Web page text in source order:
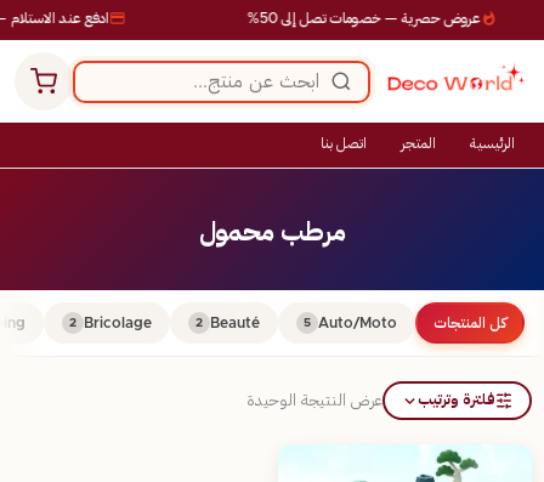
ادفع عند الاستلام عروض حصرية — خصومات تصل إلى 50%
الرئيسية المتجر اتصل بنا
مرطب محمول
كل المنتجات Auto/Moto
5
Beauté
2
Bricolage
2
فلترة وترتيب عرض النتيجة الوحيدة